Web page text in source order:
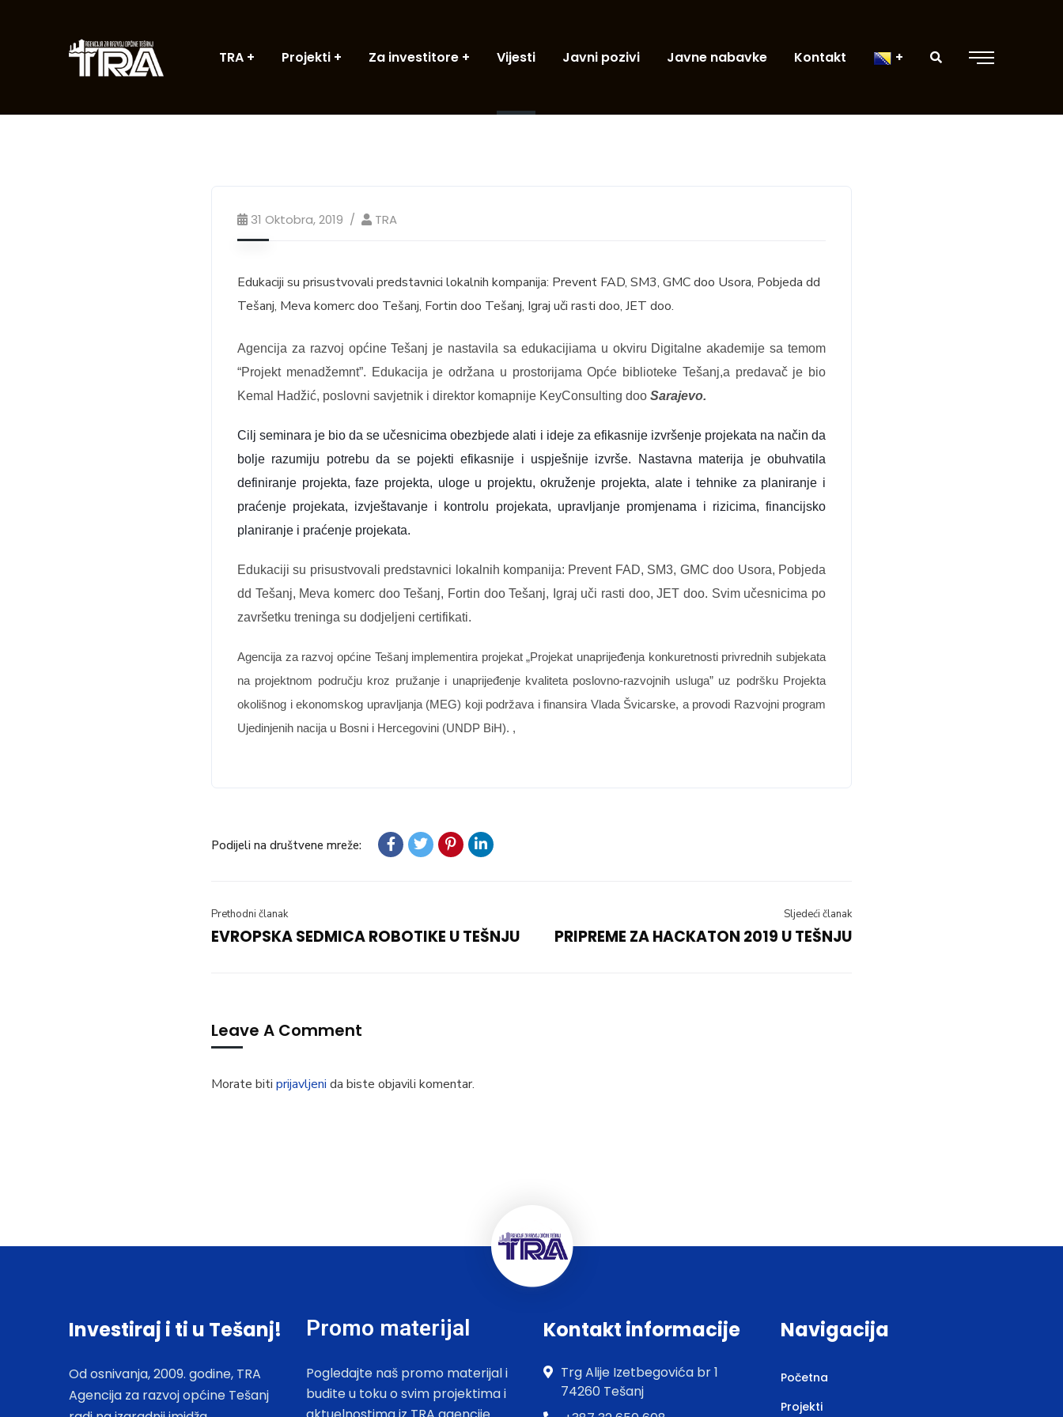
TRA Projekti Za investitore Vijesti Javni pozivi Javne nabavke Kontakt
31 Oktobra, 2019 TRA
Edukaciji su prisustvovali predstavnici lokalnih kompanija: Prevent FAD, SM3, GMC doo Usora, Pobjeda dd
Tešanj, Meva komerc doo Tešanj, Fortin doo Tešanj, Igraj uči rasti doo, JET doo.
Agencija za razvoj općine Tešanj je nastavila sa edukacijiama u okviru Digitalne akademije sa temom
“Projekt menadžemnt”. Edukacija je održana u prostorijama Opće biblioteke Tešanj,a predavač je bio
Kemal Hadžić, poslovni savjetnik i direktor komapnije KeyConsulting doo Sarajevo.
Cilj seminara je bio da se učesnicima obezbjede alati i ideje za efikasnije izvršenje projekata na način da
bolje razumiju potrebu da se pojekti efikasnije i uspješnije izvrše. Nastavna materija je obuhvatila
definiranje projekta, faze projekta, uloge u projektu, okruženje projekta, alate i tehnike za planiranje i
praćenje projekata, izvještavanje i kontrolu projekata, upravljanje promjenama i rizicima, financijsko
planiranje i praćenje projekata.
Edukaciji su prisustvovali predstavnici lokalnih kompanija: Prevent FAD, SM3, GMC doo Usora, Pobjeda
dd Tešanj, Meva komerc doo Tešanj, Fortin doo Tešanj, Igraj uči rasti doo, JET doo. Svim učesnicima po
završetku treninga su dodjeljeni certifikati.
Agencija za razvoj općine Tešanj implementira projekat „Projekat unaprijeđenja konkuretnosti privrednih subjekata
na projektnom području kroz pružanje i unaprijeđenje kvaliteta poslovno-razvojnih usluga” uz podršku Projekta
okolišnog i ekonomskog upravljanja (MEG) koji podržava i finansira Vlada Švicarske, a provodi Razvojni program
Ujedinjenih nacija u Bosni i Hercegovini (UNDP BiH). ,
Podijeli na društvene mreže:
Prethodni članak
EVROPSKA SEDMICA ROBOTIKE U TEŠNJU
Sljedeći članak
PRIPREME ZA HACKATON 2019 U TEŠNJU
Leave A Comment
Morate biti prijavljeni da biste objavili komentar.
Investiraj i ti u Tešanj!
Od osnivanja, 2009. godine, TRA
Agencija za razvoj općine Tešanj
Promo materijal
Pogledajte naš promo materijal i
budite u toku o svim projektima i
Kontakt informacije
Trg Alije Izetbegovića br 1
74260 Tešanj
Navigacija
Početna
Projekti